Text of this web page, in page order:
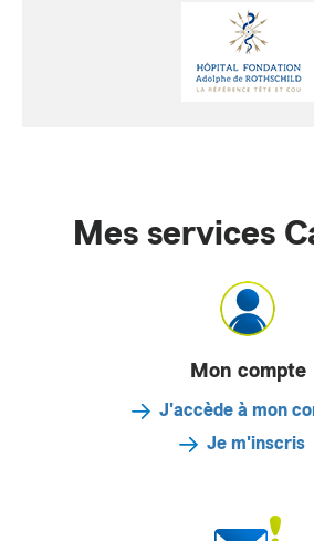
Mes services
Mon compte
J'accède à mon
Je m'inscris